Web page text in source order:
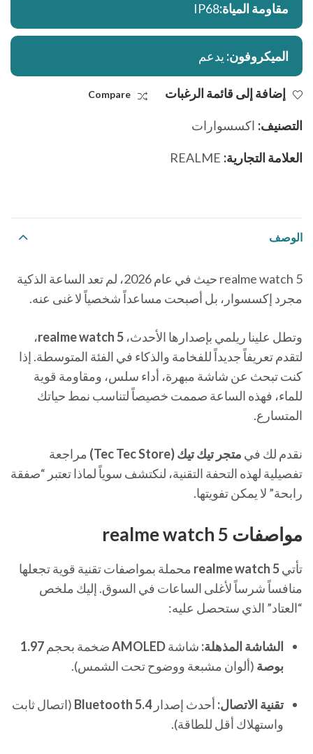
مقاومة المياة:IP68
الميكروفون: يدعم
إضافة إلى قائمة الرغبات Compare
التصنيف: اكسسوارات
العلامة التجارية: REALME
الوصف
realme watch 5 حيث في عام 2026، لم تعد الساعة الذكية
مجرد إكسسوار، بل أصبحت مساعداً شخصياً لا غنى عنه.
وتطل علينا ريلمي بإصدارها الأحدث، realme watch 5،
لتقدم تعريفاً جديداً للفخامة والذكاء في الفئة المتوسطة. إذا
كنت تبحث عن شاشة مبهرة، أداء سلس، ومقاومة قوية
للماء، فهذه الساعة صممت خصيصاً لتناسب نمط حياتك
المتسارع.
نقدم لك في متجر تيك تيك (Tec Tec Store)
مراجعة
تفصيلية لهذه التحفة التقنية، لنكتشف سوياً لماذا تعتبر “صفقة
رابحة” لا يمكن تفويتها.
مواصفات realme watch 5
تأتيrealme watch 5 محملة بمواصفات تقنية قوية تجعلها
منافساً شرساً لأغلى الساعات في السوق. إليك ملخص
“العتاد” الذي ستحصل عليه:
الشاشة المذهلة: شاشةAMOLEDضخمة بحجم 1.97
بوصة (ألوان مشبعة ووضوح تحت الشمس).
تقنية الاتصال: أحدث إصدارBluetooth 5.4 (اتصال ثابت
واستهلاك أقل للطاقة).